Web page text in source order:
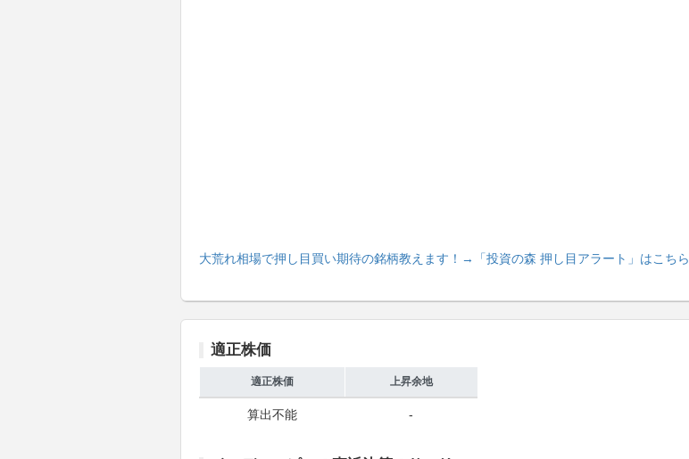
大荒れ相場で押し目買い期待の銘柄教えます！ →「投資の森 押し目アラート」はこちら
適正株価
適正株価 上昇余地
算出不能 -